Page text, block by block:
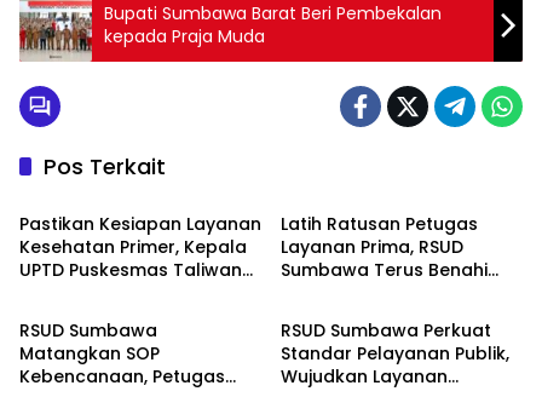
Bupati Sumbawa Barat Beri Pembekalan
kepada Praja Muda
Pos Terkait
Kesehatan
Pastikan Kesiapan Layanan
Kesehatan Primer, Kepala
UPTD Puskesmas Taliwang
Latih Ratusan Petugas
Layanan Prima, RSUD
Sumbawa Terus Benahi
Kesehatan
RSUD Sumbawa
Matangkan SOP
Kebencanaan, Petugas
Kesehatan
RSUD Sumbawa Perkuat
Standar Pelayanan Publik,
Wujudkan Layanan
Kesehatan